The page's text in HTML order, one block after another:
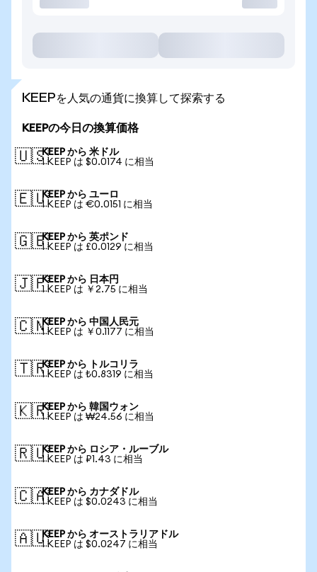
KEEPを人気の通貨に換算して探索する
KEEPの今日の換算価格
🇺🇸KEEP から 米ドル
1 KEEP は $0.0174 に相当
🇪🇺KEEP から ユーロ
1 KEEP は €0.0151 に相当
🇬🇧KEEP から 英ポンド
1 KEEP は £0.0129 に相当
🇯🇵KEEP から 日本円
1 KEEP は ￥2.75 に相当
🇨🇳KEEP から 中国人民元
1 KEEP は ￥0.1177 に相当
🇹🇷KEEP から トルコリラ
1 KEEP は ₺0.8319 に相当
🇰🇷KEEP から 韓国ウォン
1 KEEP は ₩24.56 に相当
🇷🇺KEEP から ロシア・ルーブル
1 KEEP は ₽1.43 に相当
🇨🇦KEEP から カナダドル
1 KEEP は $0.0243 に相当
🇦🇺KEEP から オーストラリアドル
1 KEEP は $0.0247 に相当